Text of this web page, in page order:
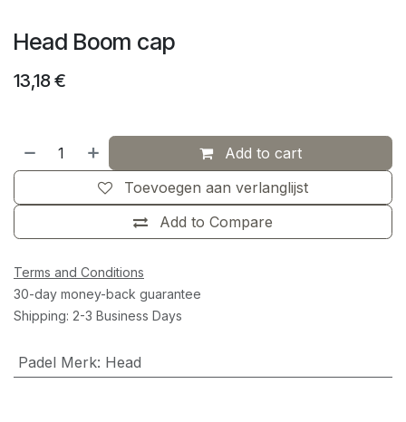
Head Boom cap
13,18€
Add to cart
Add to Compare
Toevoegen aan verlanglijst
Terms and Conditions
30-day money-back guarantee
Shipping: 2-3 Business Days
Padel Merk: Head